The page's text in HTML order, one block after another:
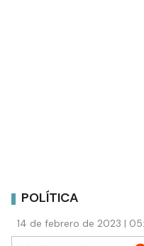
POLÍTICA
14 de febrero de 2023 |